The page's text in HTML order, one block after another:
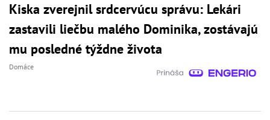
Kiska zverejnil srdcervúcu správu: Lekári
zastavili liečbu malého Dominika, zostávajú
mu posledné týždne života
Domáce